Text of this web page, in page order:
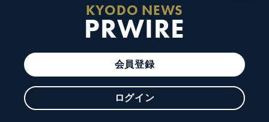
KYODO NEWS
PRWIRE
会員登録
ログイン